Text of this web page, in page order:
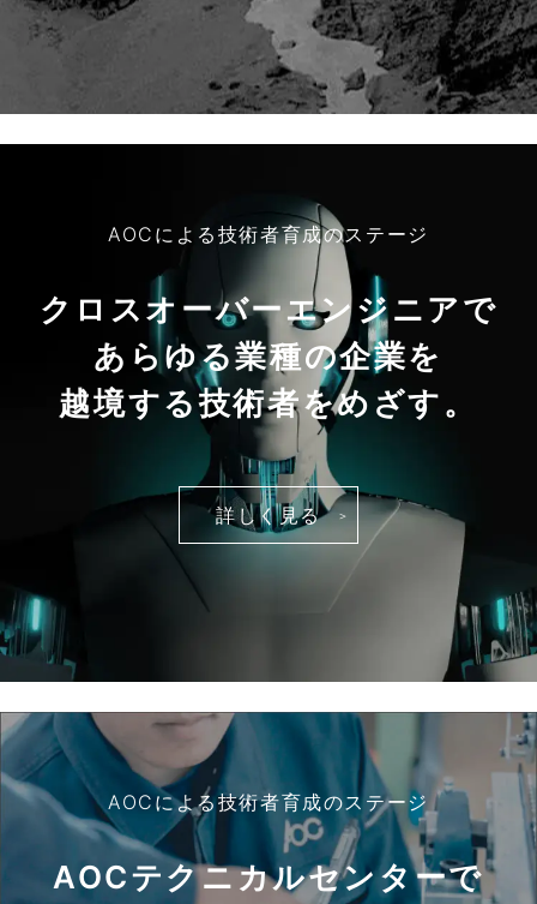
AOCによる技術者育成のステージ
クロスオーバーエンジニアで
あらゆる業種の企業を
越境する技術者をめざす。
詳しく見る
AOCによる技術者育成のステージ
AOCテクニカルセンターで